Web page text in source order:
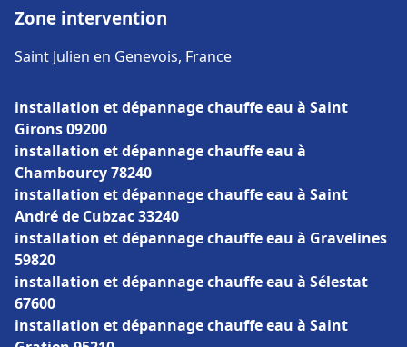
Zone intervention
Saint Julien en Genevois, France
installation et dépannage chauffe eau à Saint
Girons 09200
installation et dépannage chauffe eau à
Chambourcy 78240
installation et dépannage chauffe eau à Saint
André de Cubzac 33240
installation et dépannage chauffe eau à Gravelines
59820
installation et dépannage chauffe eau à Sélestat
67600
installation et dépannage chauffe eau à Saint